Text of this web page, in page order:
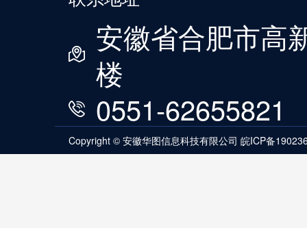
安徽省合肥市高
楼
0551-62655821
Copyright © 安徽华图信息科技有限公司 皖ICP备